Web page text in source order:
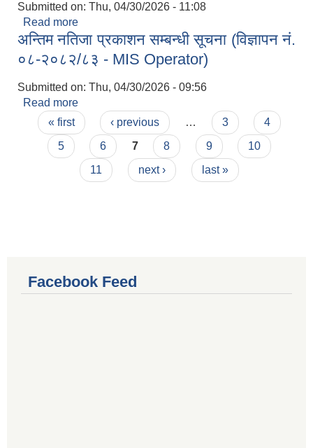
Submitted on: Thu, 04/30/2026 - 11:08
Read more
सम्बन्धी सूचना ।।।
अन्तिम नतिजा प्रकाशन सम्बन्धी सूचना (विज्ञापन नं.
०८-२०८२/८३ - MIS Operator)
Submitted on: Thu, 04/30/2026 - 09:56
Read more
०८-२०८२/८३ - MIS Operator)
Pages
« first ‹ previous … 3
4
5
6 7 8 9
10
11
next › last »
Facebook Feed